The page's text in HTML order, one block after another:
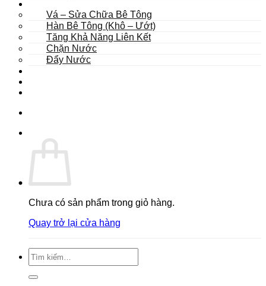
Vá – Sửa Chữa Bê Tông
Hàn Bê Tông (Khô – Ướt)
Tăng Khả Năng Liên Kết
Chặn Nước
Đẩy Nước
Chưa có sản phẩm trong giỏ hàng.
Quay trở lại cửa hàng
Tìm
kiếm: